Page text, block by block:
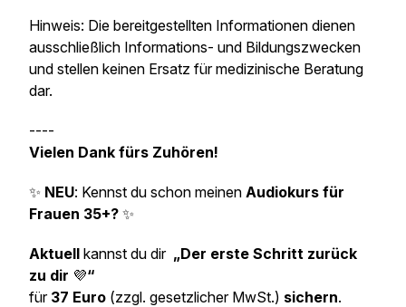
Hinweis: Die bereitgestellten Informationen dienen
ausschließlich Informations- und Bildungszwecken
und stellen keinen Ersatz für medizinische Beratung
dar.
----
Vielen Dank fürs Zuhören!
✨ NEU: Kennst du schon meinen Audiokurs für
Frauen 35+? ✨
Aktuell kannst du dir „Der erste Schritt zurück
zu dir 💜“
für 37 Euro (zzgl. gesetzlicher MwSt.) sichern.